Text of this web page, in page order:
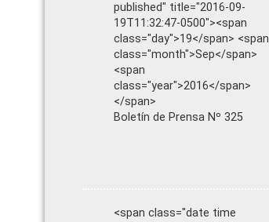
published" title="2016-09-
19T11:32:47-0500"><span
class="day">19</span> <span
class="month">Sep</span>
<span
class="year">2016</span>
</span>
Boletín de Prensa Nº 325
<span class="date time